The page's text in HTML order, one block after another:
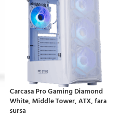
Carcasa Pro Gaming Diamond
White, Middle Tower, ATX, fara
sursa